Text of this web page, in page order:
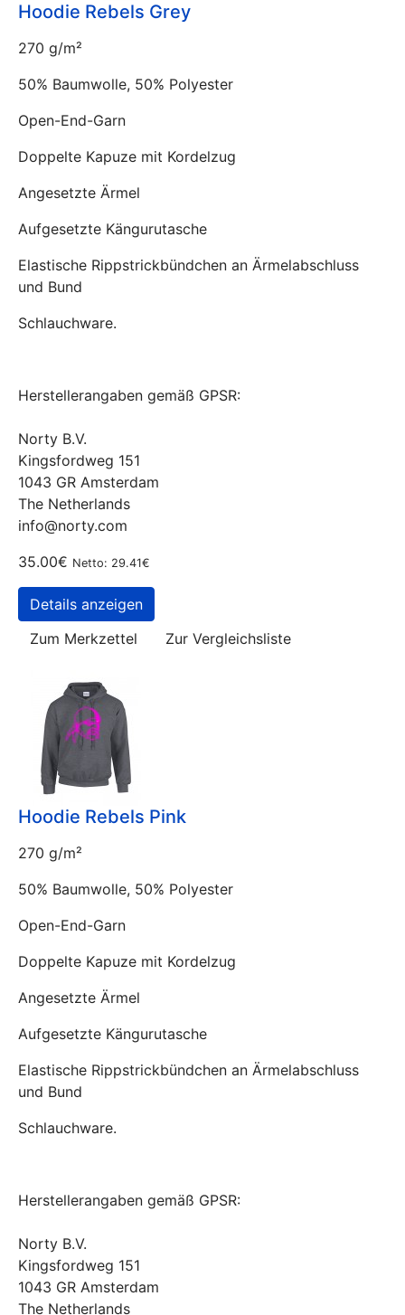
Hoodie Rebels Grey
270 g/m²
50% Baumwolle, 50% Polyester
Open-End-Garn
Doppelte Kapuze mit Kordelzug
Angesetzte Ärmel
Aufgesetzte Kängurutasche
Elastische Rippstrickbündchen an Ärmelabschluss
und Bund
Schlauchware.
Herstellerangaben gemäß GPSR:
Norty B.V.
Kingsfordweg 151
1043 GR Amsterdam
The Netherlands
info@norty.com
35.00€ Netto: 29.41€
Details anzeigen
Zum Merkzettel
Zur Vergleichsliste
Hoodie Rebels Pink
270 g/m²
50% Baumwolle, 50% Polyester
Open-End-Garn
Doppelte Kapuze mit Kordelzug
Angesetzte Ärmel
Aufgesetzte Kängurutasche
Elastische Rippstrickbündchen an Ärmelabschluss
und Bund
Schlauchware.
Herstellerangaben gemäß GPSR:
Norty B.V.
Kingsfordweg 151
1043 GR Amsterdam
The Netherlands